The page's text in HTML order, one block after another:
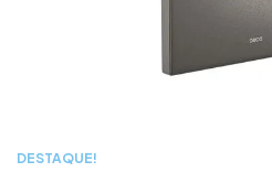
DESTAQUE!